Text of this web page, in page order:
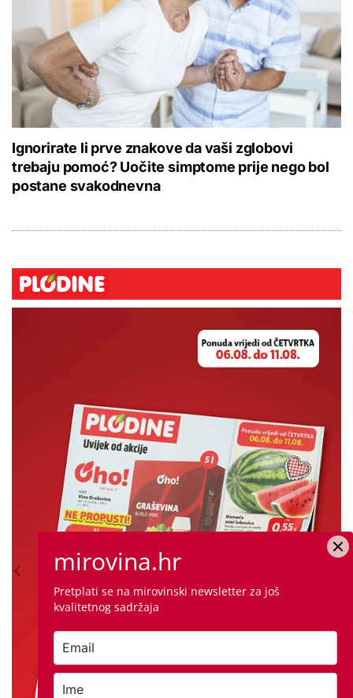
Ignorirate li prve znakove da vaši zglobovi
trebaju pomoć? Uočite simptome prije nego bol
postane svakodnevna
mirovina.hr
Pretplati se na mirovinski newsletter za još
kvalitetnog sadržaja